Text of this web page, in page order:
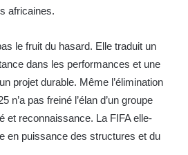
africaines.
le fruit du hasard. Elle traduit un
dans les performances et une
projet durable. Même l’élimination
n’a pas freiné l’élan d’un groupe
et reconnaissance. La FIFA elle-
en puissance des structures et du